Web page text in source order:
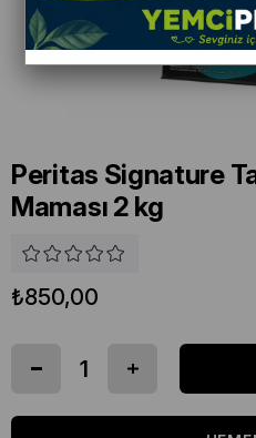
Peritas Signature
Maması 2 kg
₺850,00